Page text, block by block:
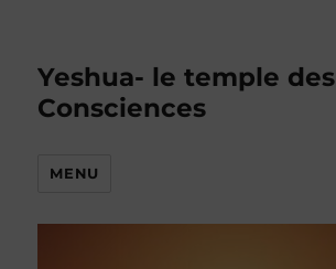
Yeshua- le temple des
Consciences
MENU